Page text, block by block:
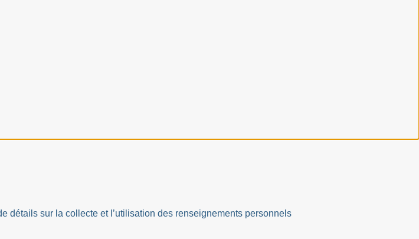
détails sur la collecte et l’utilisation des renseignements personnels